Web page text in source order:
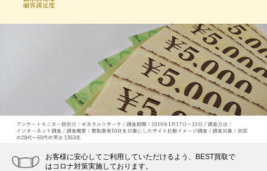
お客様に安心してご利用していただけるよう、BEST買取で
はコロナ対策実施しております。